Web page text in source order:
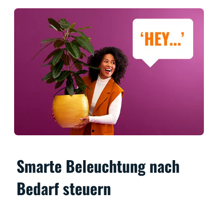
Smarte Beleuchtung nach
Bedarf steuern